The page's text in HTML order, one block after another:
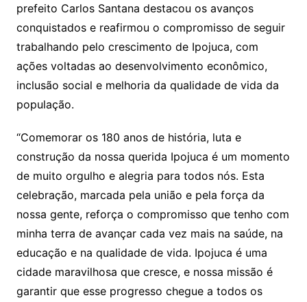
prefeito Carlos Santana destacou os avanços
conquistados e reafirmou o compromisso de seguir
trabalhando pelo crescimento de Ipojuca, com
ações voltadas ao desenvolvimento econômico,
inclusão social e melhoria da qualidade de vida da
população.
“Comemorar os 180 anos de história, luta e
construção da nossa querida Ipojuca é um momento
de muito orgulho e alegria para todos nós. Esta
celebração, marcada pela união e pela força da
nossa gente, reforça o compromisso que tenho com
minha terra de avançar cada vez mais na saúde, na
educação e na qualidade de vida. Ipojuca é uma
cidade maravilhosa que cresce, e nossa missão é
garantir que esse progresso chegue a todos os